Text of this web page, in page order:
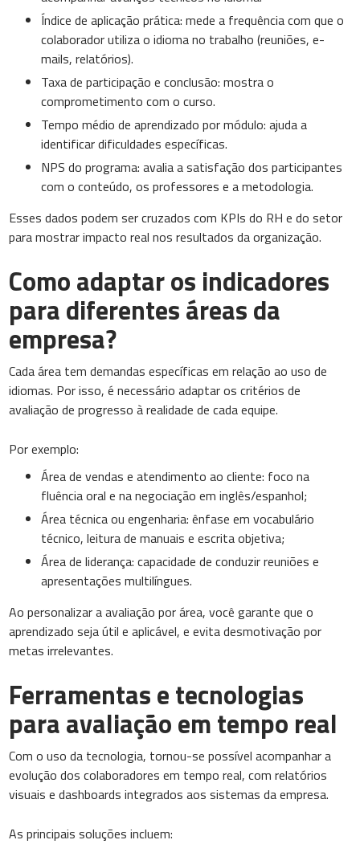
Índice de aplicação prática: mede a frequência com que o
colaborador utiliza o idioma no trabalho (reuniões, e-
mails, relatórios).
Taxa de participação e conclusão: mostra o
comprometimento com o curso.
Tempo médio de aprendizado por módulo: ajuda a
identificar dificuldades específicas.
NPS do programa: avalia a satisfação dos participantes
com o conteúdo, os professores e a metodologia.
Esses dados podem ser cruzados com KPIs do RH e do setor
para mostrar impacto real nos resultados da organização.
Como adaptar os indicadores
para diferentes áreas da
empresa?
Cada área tem demandas específicas em relação ao uso de
idiomas. Por isso, é necessário adaptar os critérios de
avaliação de progresso à realidade de cada equipe.
Por exemplo:
Área de vendas e atendimento ao cliente: foco na
fluência oral e na negociação em inglês/espanhol;
Área técnica ou engenharia: ênfase em vocabulário
técnico, leitura de manuais e escrita objetiva;
Área de liderança: capacidade de conduzir reuniões e
apresentações multilíngues.
Ao personalizar a avaliação por área, você garante que o
aprendizado seja útil e aplicável, e evita desmotivação por
metas irrelevantes.
Ferramentas e tecnologias
para avaliação em tempo real
Com o uso da tecnologia, tornou-se possível acompanhar a
evolução dos colaboradores em tempo real, com relatórios
visuais e dashboards integrados aos sistemas da empresa.
As principais soluções incluem: